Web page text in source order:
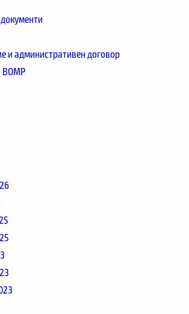
и административен договор
ВОМР